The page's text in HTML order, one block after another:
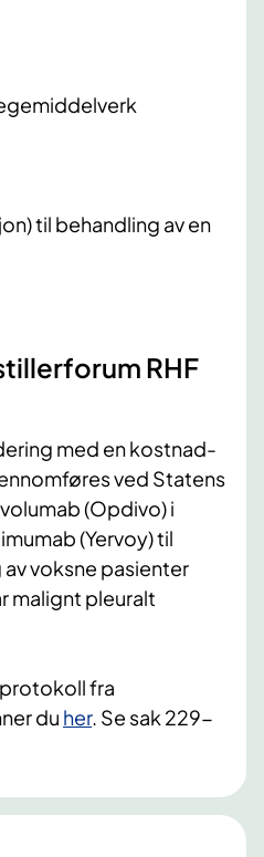
til behandling av en
RHF
med en kostnad-
ved Statens
(Opdivo) i
(Yervoy) til
voksne pasienter
malignt pleuralt
fra
du her. Se sak 229-